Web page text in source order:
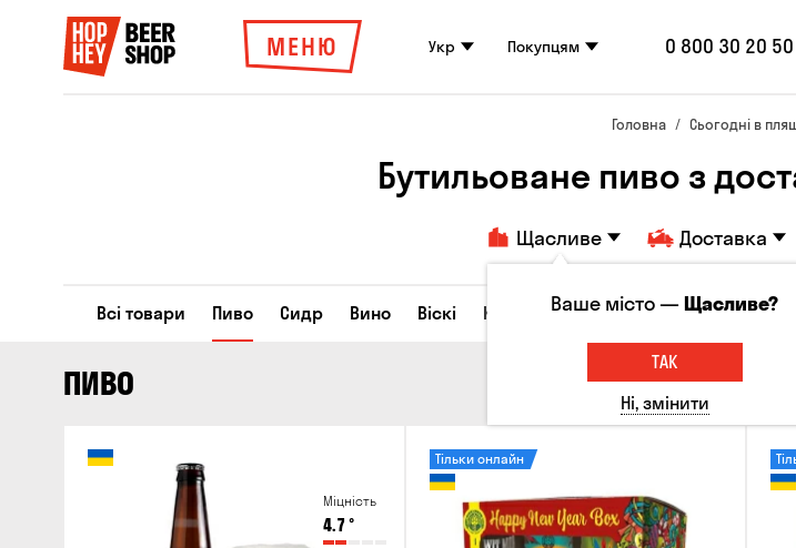
МЕНЮ Укр Покупцям 0 800 30 20 50
Головна Сьогодні в
Бутильоване пиво з
Щасливе Доставка
Всі товари Пиво Сидр Вино Віскі Коктейлі Горілка Соджу
ПИВО
Міцність
4.7°
Тільки онлайн
Ваше місто —Щасливе?
ТАК
Ні, змінити